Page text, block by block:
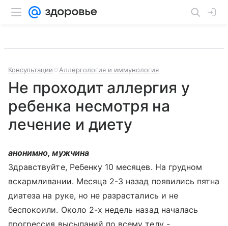
Консультации Аллергология и иммунология
Не проходит аллергия у
ребенка несмотря на
лечение и диету
анонимно, мужчина
Здравствуйте, Ребенку 10 месяцев. На грудном
вскармливании. Месяца 2-3 назад появились пятна
диатеза на руке, но не разрастались и не
беспокоили. Около 2-х недель назад началась
прогрессия высыпаний по всему телу -